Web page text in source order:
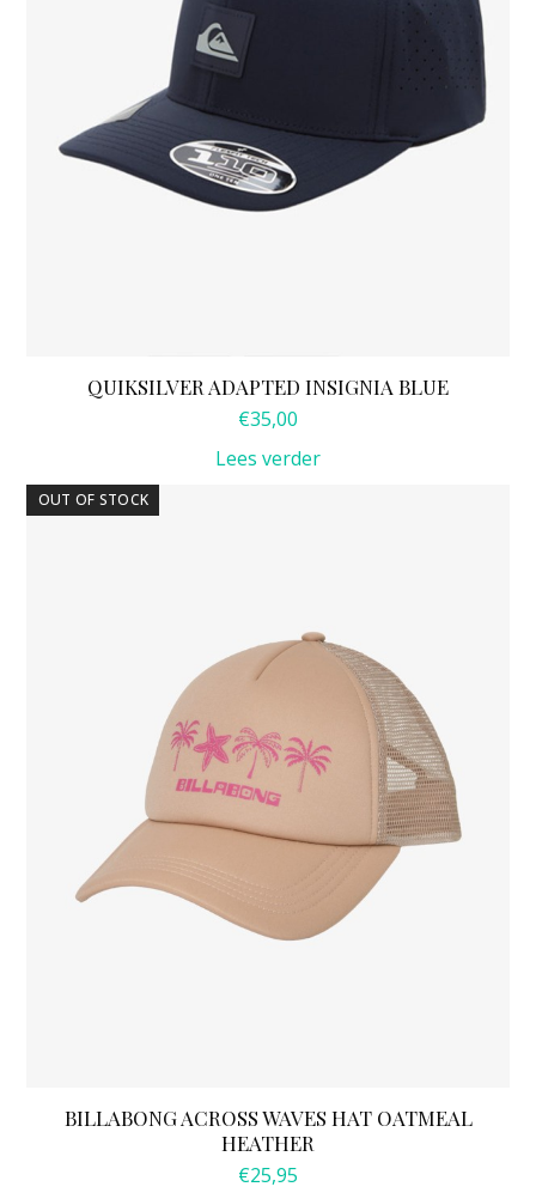
QUIKSILVER ADAPTED INSIGNIA BLUE
€35,00
Lees verder
OUT OF STOCK
BILLABONG ACROSS WAVES HAT OATMEAL
HEATHER
€25,95